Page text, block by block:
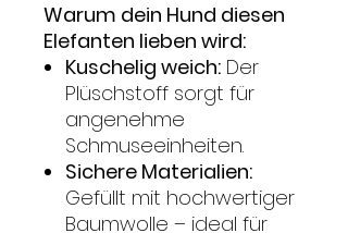
Warum dein Hund diesen
Elefanten lieben wird:
Kuschelig weich: Der
Plüschstoff sorgt für
angenehme
Schmuseeinheiten.
Sichere Materialien:
Gefüllt mit hochwertiger
Baumwolle – ideal für